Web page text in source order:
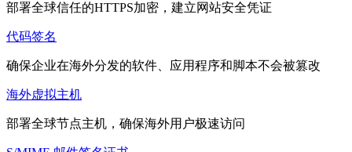
部署全球信任的HTTPS加密，建立网站安全凭证
代码签名
确保企业在海外分发的软件、应用程序和脚本不会被篡改
海外虚拟主机
部署全球节点主机，确保海外用户极速访问